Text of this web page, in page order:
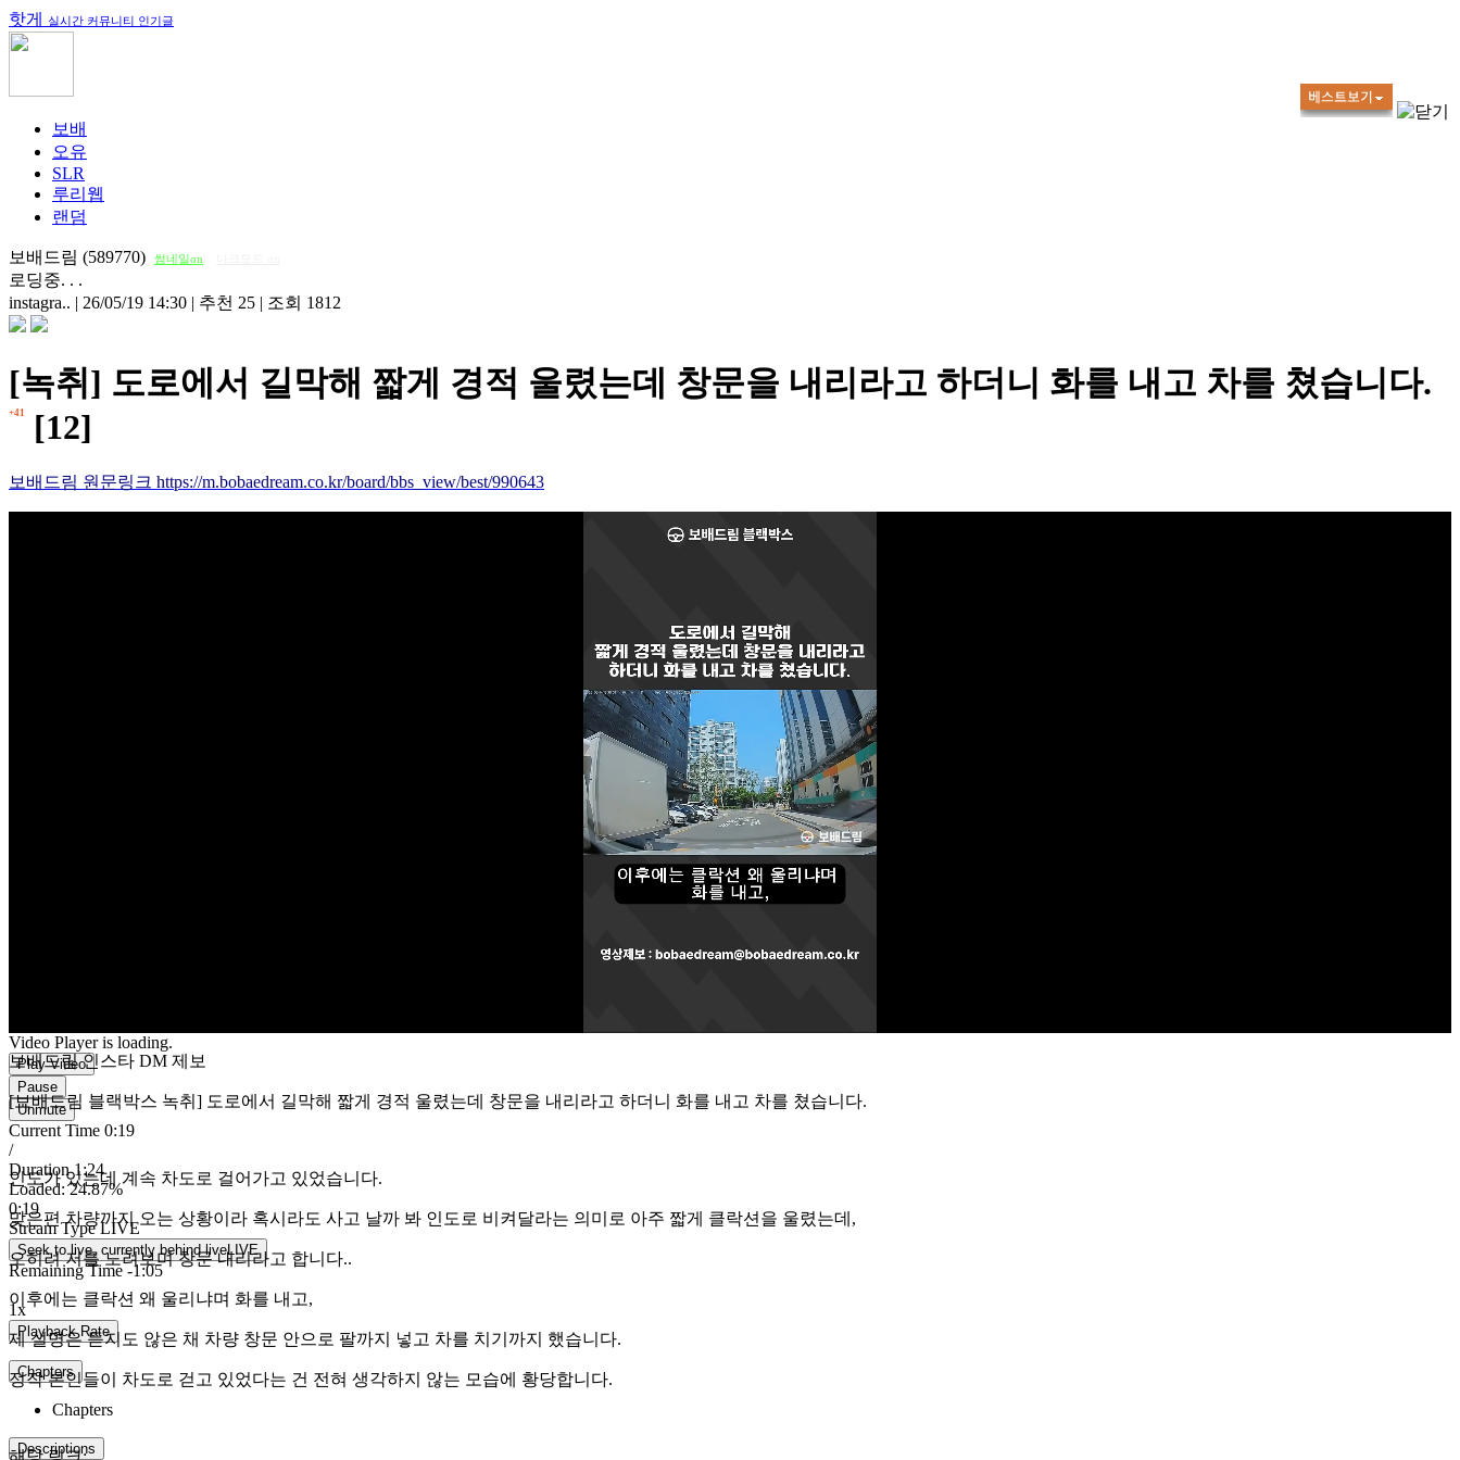
핫게 실시간 커뮤니티 인기글
보배
오유
SLR
루리웹
랜덤
보배드림 (589770) 썸네일on
로딩중. . .
instagra.. | 26/05/19 14:30 | 추천 25 | 조회 1812
[녹취] 도로에서 길막해 짧게 경적 울렸는데 창문을 내리라고 하더니 화를 내고 차를 쳤습니다.
+41 [12]
보배드림 원문링크 https://m.bobaedream.co.kr/board/bbs_view/best/990643
Video Player is loading.
Play Video
Pause
Unmute
Current Time 0:20
/
Duration1:24
Loaded:26.15%
0:20
Stream TypeLIVE
Seek to live, currently behind liveLIVE
Remaining Time -1:04
1x
Playback Rate
Chapters
Chapters
Descriptions
보배드림 인스타 DM 제보
[보배드림 블랙박스 녹취] 도로에서 길막해 짧게 경적 울렸는데 창문을 내리라고 하더니 화를 내고 차를 쳤습니다.
인도가 있는데 계속 차도로 걸어가고 있었습니다.
맞은편 차량까지 오는 상황이라 혹시라도 사고 날까 봐 인도로 비켜달라는 의미로 아주 짧게 클락션을 울렸는데,
오히려 저를 노려보며 창문 내리라고 합니다..
이후에는 클락션 왜 울리냐며 화를 내고,
제 설명은 듣지도 않은 채 차량 창문 안으로 팔까지 넣고 차를 치기까지 했습니다.
정작 본인들이 차도로 걷고 있었다는 건 전혀 생각하지 않는 모습에 황당합니다.
해당 링크: